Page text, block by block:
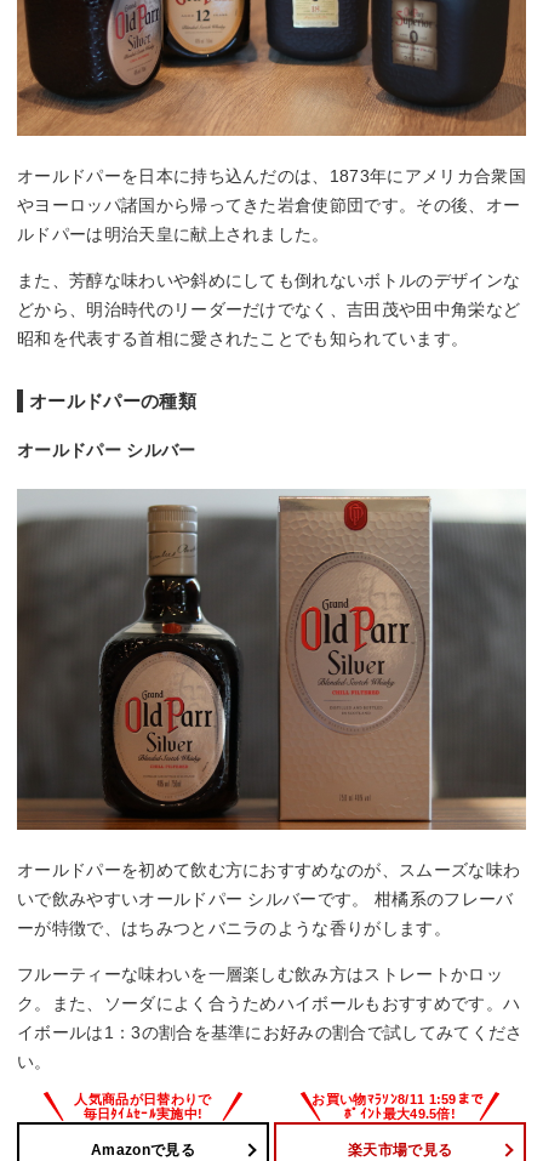
オールドパーを日本に持ち込んだのは、1873年にアメリカ合衆国
やヨーロッパ諸国から帰ってきた岩倉使節団です。その後、オー
ルドパーは明治天皇に献上されました。
また、芳醇な味わいや斜めにしても倒れないボトルのデザインな
どから、明治時代のリーダーだけでなく、吉田茂や田中角栄など
昭和を代表する首相に愛されたことでも知られています。
オールドパーの種類
オールドパー シルバー
オールドパーを初めて飲む方におすすめなのが、スムーズな味わ
いで飲みやすいオールドパー シルバーです。 柑橘系のフレーバ
ーが特徴で、はちみつとバニラのような香りがします。
フルーティーな味わいを一層楽しむ飲み方はストレートかロッ
ク。また、ソーダによく合うためハイボールもおすすめです。ハ
イボールは1：3の割合を基準にお好みの割合で試してみてくださ
い。
Amazonで見る 楽天市場で見る